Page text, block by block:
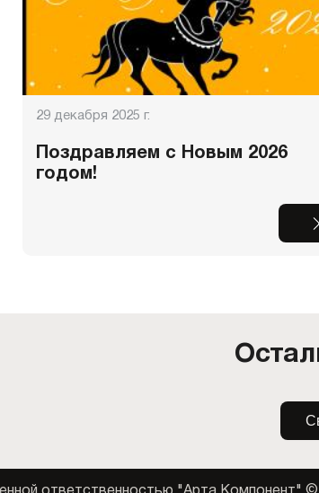
29 декабря 2025 г.
Поздравляем с Новым 2026
годом!